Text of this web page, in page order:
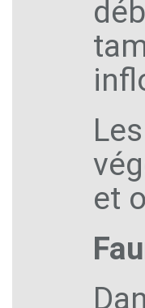
et